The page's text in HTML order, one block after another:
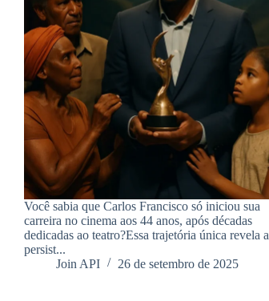
Você sabia que Carlos Francisco só iniciou sua
carreira no cinema aos 44 anos, após décadas
dedicadas ao teatro?Essa trajetória única revela a
persist...
Join API
26 de setembro de 2025